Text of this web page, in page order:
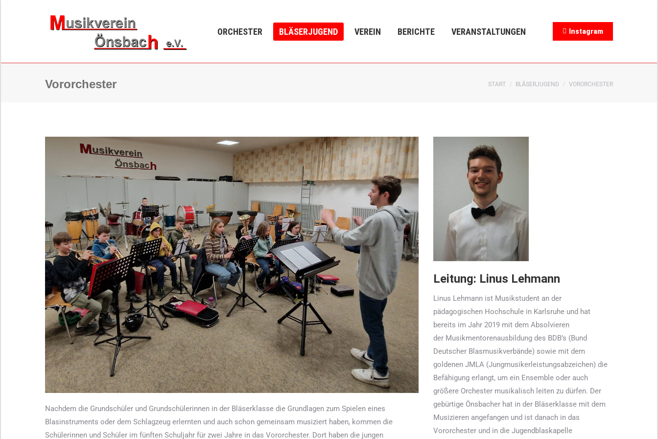
ORCHESTER BLÄSERJUGEND VEREIN BERICHTE VERANSTALTUNGEN Instagram
Vororchester Sie befinden sich hier:
START BLÄSERJUGEND VORORCHESTER
Nachdem die Grundschüler und Grundschülerinnen in der Bläserklasse die Grundlagen zum Spielen eines
Blasinstruments oder dem Schlagzeug erlernten und auch schon gemeinsam musiziert haben, kommen die
Schülerinnen und Schüler im fünften Schuljahr für zwei Jahre in das Vororchester. Dort haben die jungen
Leitung: Linus Lehmann
Linus Lehmann ist Musikstudent an der
pädagogischen Hochschule in Karlsruhe und hat
bereits im Jahr 2019 mit dem Absolvieren
der Musikmentorenausbildung des BDB’s (Bund
Deutscher Blasmusikverbände) sowie mit dem
goldenen JMLA (Jungmusikerleistungsabzeichen) die
Befähigung erlangt, um ein Ensemble oder auch
größere Orchester musikalisch leiten zu dürfen. Der
gebürtige Önsbacher hat in der Bläserklasse mit dem
Musizieren angefangen und ist danach in das
Vororchester und in die Jugendblaskapelle